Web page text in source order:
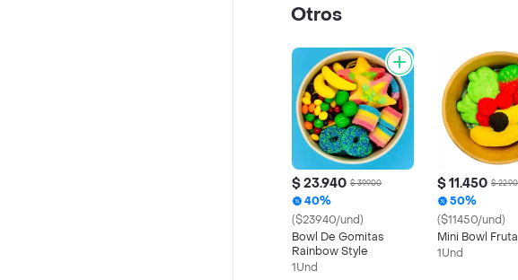
Otros
$ 23.940 $ 39.900
40%
($23940/und)
Bowl De Gomitas
Rainbow Style
1Und
$ 11.450 $
50%
($11450/und)
Mini Bowl
1Und